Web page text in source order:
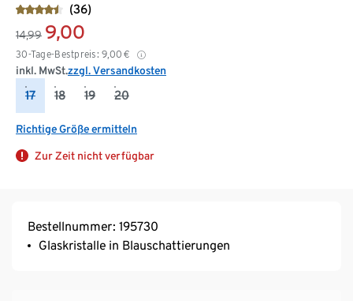
(36)
14,99 9,00
30-Tage-Bestpreis: 9,00 €
inkl. MwSt.zzgl. Versandkosten
17 18 19 20
Richtige Größe ermitteln
Zur Zeit nicht verfügbar
Bestellnummer: 195730
Glaskristalle in Blauschattierungen